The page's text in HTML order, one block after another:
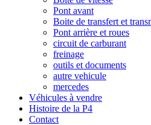
Pont avant
Boite de transfert et
Pont arrière et roues
circuit de carburant
freinage
outils et documents
autre vehicule
mercedes
Véhicules à vendre
Histoire de la P4
Contact